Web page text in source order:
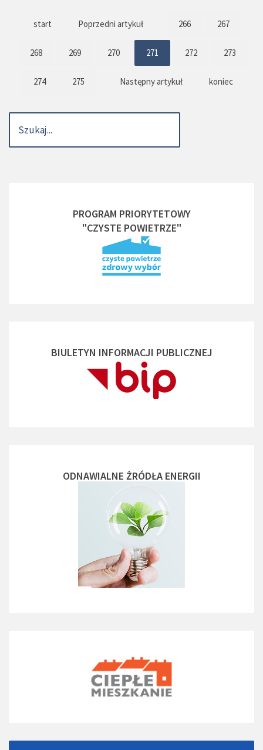
start Poprzedni artykuł 266 267
268 269 270 271 272 273
274 275 Następny artykuł koniec
PROGRAM PRIORYTETOWY
"CZYSTE POWIETRZE"
BIULETYN INFORMACJI PUBLICZNEJ
ODNAWIALNE ŻRÓDŁA ENERGII